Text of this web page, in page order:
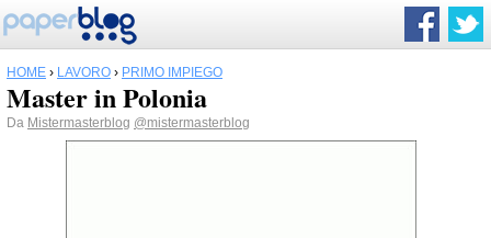
HOME › LAVORO › PRIMO IMPIEGO
Master in Polonia
Da Mistermasterblog @mistermasterblog